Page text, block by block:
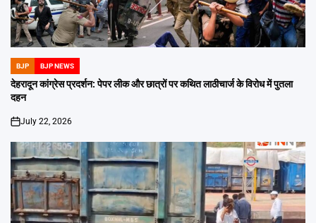
POSTED
IN
BJP BJP NEWS
देहरादून कांग्रेस प्रदर्शन: पेपर लीक और छात्रों पर कथित लाठीचार्ज के विरोध में पुतला
दहन
on
July 22, 2026